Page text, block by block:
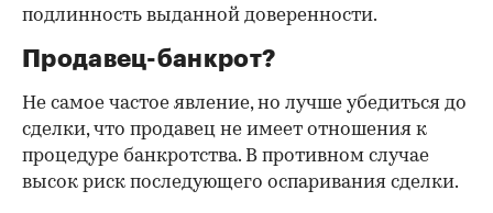
подлинность выданной доверенности.
Продавец-банкрот?
Не самое частое явление, но лучше убедиться до
сделки, что продавец не имеет отношения к
процедуре банкротства. В противном случае
высок риск последующего оспаривания сделки.